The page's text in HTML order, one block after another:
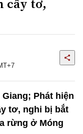
cầy tơ,
Phát hiện
tơ, nghi bị bắt
rừng ở Móng